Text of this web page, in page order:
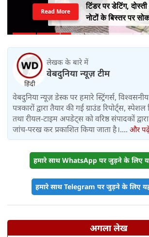
टिंडर पर डेटिंग,
नोटों के बिस्तर पर
सपना, लूट लिए 6
Read More
लेखक के बारे में
वेबदुनिया न्यूज़ टीम
वेबदुनिया न्यूज़ डेस्क पर हमारे स्ट्रिंगर्स,
पत्रकारों द्वारा तैयार की गई ग्राउंड रिपोर्ट्स, स्पेशल
तथा रीयल-टाइम अपडेट्स को वरिष्ठ संपादकों
जांच-परख कर प्रकाशित किया जाता है।.... और
हमारे साथ WhatsApp पर जुड़ने के लिए
हमारे साथ Telegram पर जुड़ने के लिए
अगला लेख